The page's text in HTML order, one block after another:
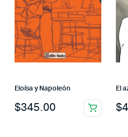
Eloísa y Napoleón
$345.00
El
$